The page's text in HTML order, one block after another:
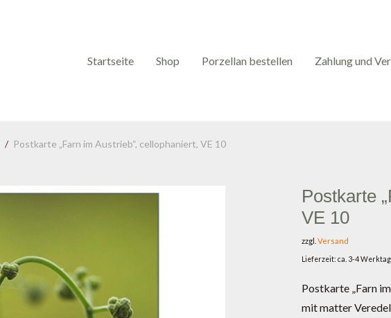
Startseite Shop Porzellan bestellen Zahlung und
/ Postkarte „Farn im Austrieb“, cellophaniert, VE 10
Postkarte
VE 10
zzgl. Versand
Lieferzeit: ca. 3-4
Postkarte „Farn
mit matter